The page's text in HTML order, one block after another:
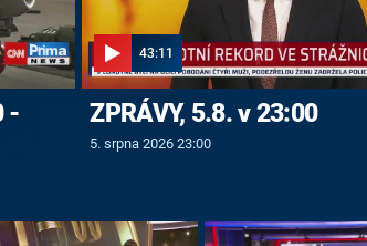
-
43:11
ZPRÁVY, 5.8. v 23:00
5. srpna 2026 23:00